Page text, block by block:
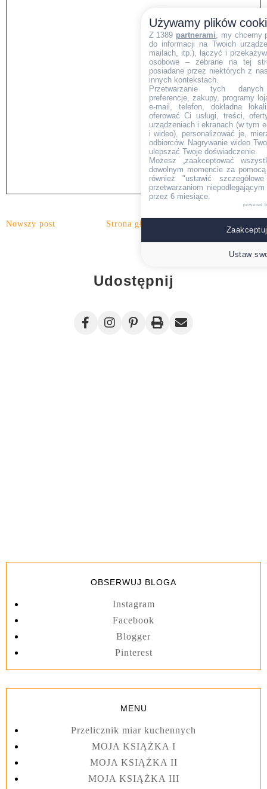
Nowszy post Strona główna
Udostępnij
OBSERWUJ BLOGA
Instagram
Facebook
Blogger
Pinterest
MENU
Przelicznik miar kuchennych
MOJA KSIĄŻKA I
MOJA KSIĄŻKA II
MOJA KSIĄŻKA III
Używamy plików
Z 1389 partnerami , my chcemy
do informacji na Twoich
mailach, itp.), łączyć i
osobowe – zebrane na tej
posiadane przez niektórych z
innych kontekstach.
Przetwarzanie tych danych
preferencje, zakupy, programy
e-mail, telefon, dokładna
oferować Ci usługi, treści,
urządzeniach i ekranach (w tym
i wideo), personalizować je,
odbiorców. Nagrywanie wideo
ulepszać Twoje doświadczenie.
Możesz „zaakceptować
dowolnym momencie za
również "ustawić
przetwarzaniom
przez 6 miesiące.
powered
Ustaw